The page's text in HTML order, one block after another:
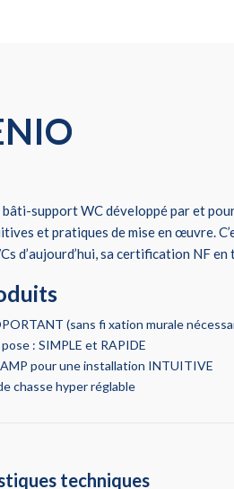
support WC développé par et
et pratiques de mise en œuvre.
d’aujourd’hui, sa certification NF en
(sans fi xation murale
: SIMPLE et RAPIDE
pour une installation INTUITIVE
chasse hyper réglable
techniques